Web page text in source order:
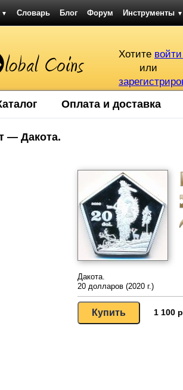
▼ Словарь Блог Форум Инструменты ▼
Хотите
или
Оплата и доставка
— Дакота.
Дакота.
20 долларов (2020 г.)
1 100